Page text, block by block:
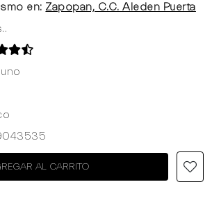
en: Zapopan, C.C. Aleden Puerta
AL CARRITO